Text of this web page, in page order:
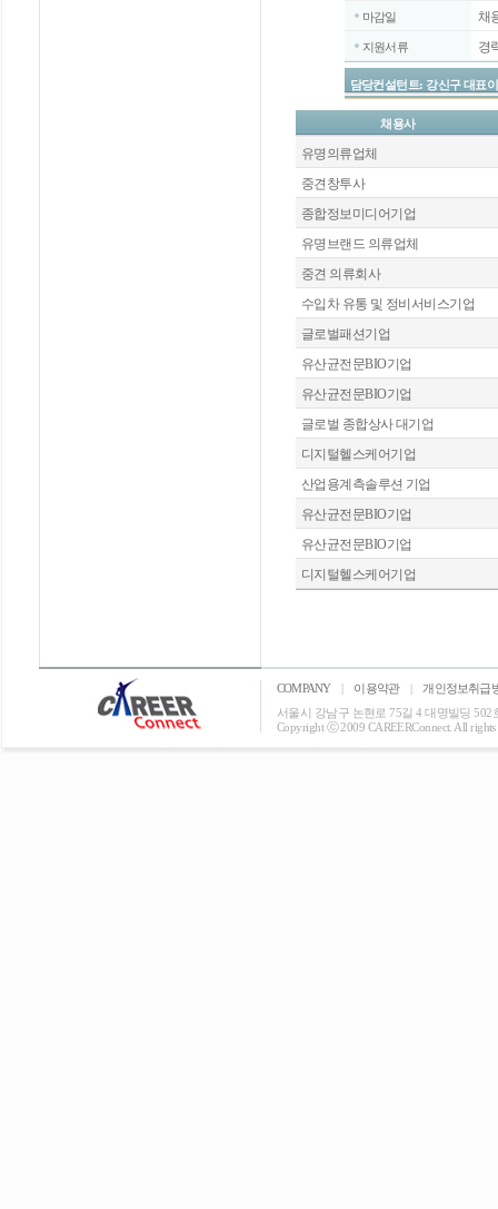
마감일 채
지원서류 경
담당컨설턴트: 강신구 대표
채용사
유명의류업체
중견창투사
종합정보미디어기업
유명브랜드 의류업체
중견 의류회사
수입차 유통 및 정비서비스기업
글로벌패션기업
유산균전문BIO기업
유산균전문BIO기업
글로벌 종합상사 대기업
디지털헬스케어기업
산업용계측솔루션 기업
유산균전문BIO기업
유산균전문BIO기업
디지털헬스케어기업
COMPANY | 이용약관 |
개인정보취급
서울시 강남구 논현로 75길 4 대명빌딩 502
Copyright ⓒ 2009 CAREERConnect. All rights